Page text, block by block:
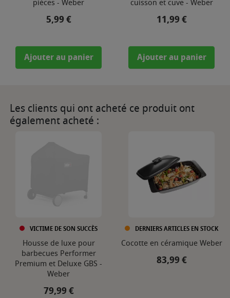
pièces - Weber
Prix
5,99 €
Ajouter au panier
cuisson et cuve - Weber
Prix
11,99 €
Ajouter au panier
Les clients qui ont acheté ce produit ont
également acheté :
VICTIME DE SON SUCCÈS
Housse de luxe pour
barbecues Performer
Premium et Deluxe GBS -
Weber
Prix
79,99 €
DERNIERS ARTICLES EN STOCK
Cocotte en céramique Weber
Prix
83,99 €